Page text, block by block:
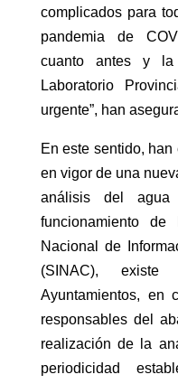
complicados para
pandemia de
cuanto antes y la
Laboratorio
urgente”, han
En este sentido,
en vigor de una
análisis del
funcionamiento
Nacional de
(SINAC),
Ayuntamientos, en
responsables del
realización de la
periodicidad